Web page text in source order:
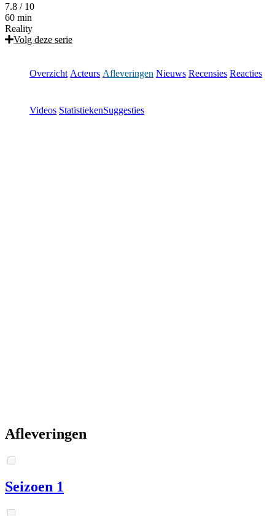
7.8 / 10
60 min
Reality
Volg deze serie
Overzicht Acteurs Afleveringen Nieuws Recensies Reacties
Videos StatistiekenSuggesties
Afleveringen
Seizoen 1